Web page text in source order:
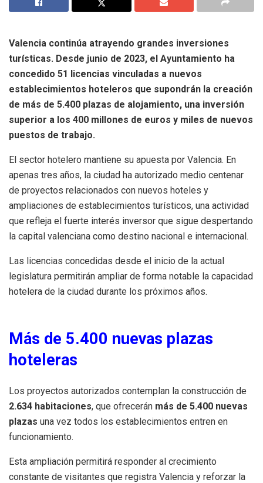
Valencia continúa atrayendo grandes inversiones
turísticas. Desde junio de 2023, el Ayuntamiento ha
concedido 51 licencias vinculadas a nuevos
establecimientos hoteleros que supondrán la creación
de más de 5.400 plazas de alojamiento, una inversión
superior a los 400 millones de euros y miles de nuevos
puestos de trabajo.
El sector hotelero mantiene su apuesta por Valencia. En
apenas tres años, la ciudad ha autorizado medio centenar
de proyectos relacionados con nuevos hoteles y
ampliaciones de establecimientos turísticos, una actividad
que refleja el fuerte interés inversor que sigue despertando
la capital valenciana como destino nacional e internacional.
Las licencias concedidas desde el inicio de la actual
legislatura permitirán ampliar de forma notable la capacidad
hotelera de la ciudad durante los próximos años.
Más de 5.400 nuevas plazas
hoteleras
Los proyectos autorizados contemplan la construcción de
2.634 habitaciones, que ofrecerán más de 5.400 nuevas
plazas una vez todos los establecimientos entren en
funcionamiento.
Esta ampliación permitirá responder al crecimiento
constante de visitantes que registra Valencia y reforzar la